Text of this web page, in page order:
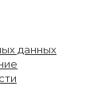
данных